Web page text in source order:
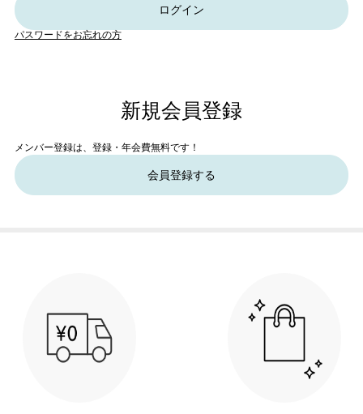
ログイン
パスワードをお忘れの方
新規会員登録
メンバー登録は、登録・年会費無料です！
会員登録する